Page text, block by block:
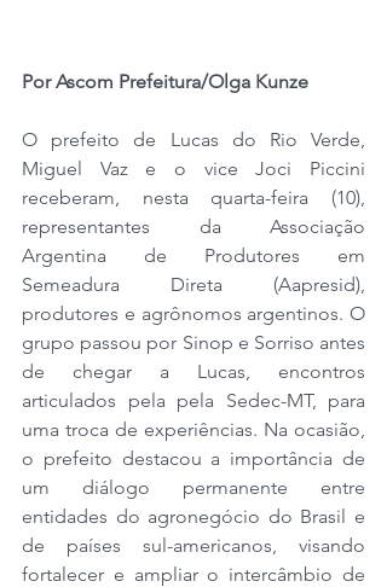
Por Ascom Prefeitura/Olga Kunze
O prefeito de Lucas do Rio Verde,
Miguel Vaz e o vice Joci Piccini
receberam, nesta quarta-feira (10),
representantes da Associação
Argentina de Produtores em
Semeadura Direta (Aapresid),
produtores e agrônomos argentinos. O
grupo passou por Sinop e Sorriso antes
de chegar a Lucas, encontros
articulados pela pela Sedec-MT, para
uma troca de experiências. Na ocasião,
o prefeito destacou a importância de
um diálogo permanente entre
entidades do agronegócio do Brasil e
de países sul-americanos, visando
fortalecer e ampliar o intercâmbio de